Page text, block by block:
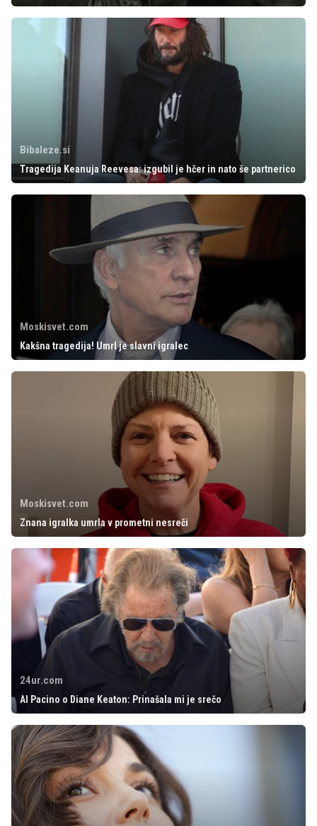
Bibaleze.si
Tragedija Keanuja Reevesa: izgubil je hčer in nato še partnerico
Moskisvet.com
Kakšna tragedija! Umrl je slavni igralec
Moskisvet.com
Znana igralka umrla v prometni nesreči
24ur.com
Al Pacino o Diane Keaton: Prinašala mi je srečo